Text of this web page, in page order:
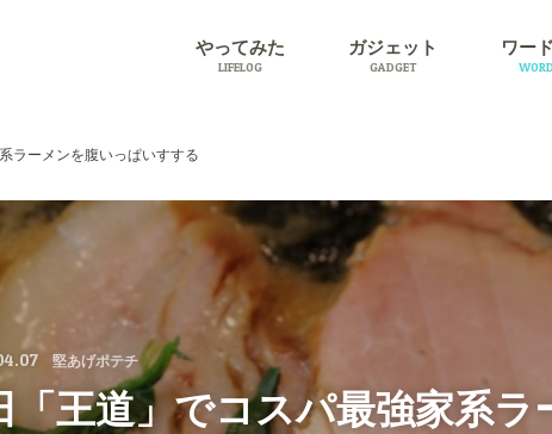
やってみた
LIFELOG
ガジェット
GADGET
ワー
ラーメンを腹いっぱいすする
堅あげポテチ
「王道」でコスパ最強家系ラ